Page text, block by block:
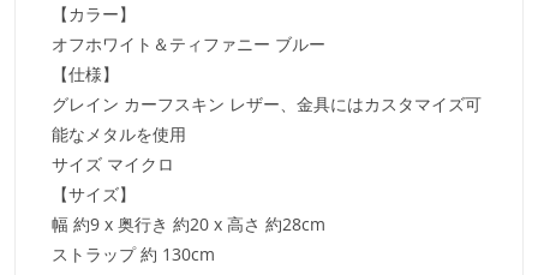
【カラー】
オフホワイト＆ティファニー ブルー
【仕様】
グレイン カーフスキン レザー、金具にはカスタマイズ可
能なメタルを使用
サイズ マイクロ
【サイズ】
幅 約9 x 奥行き 約20 x 高さ 約28cm
ストラップ 約 130cm